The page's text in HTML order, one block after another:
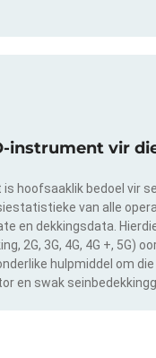
instrument vir
is hoofsaaklik bedoel vir
van alle
en dekkingsdata.
2G, 3G, 4G, 4G +,
hulpmiddel om
en swak